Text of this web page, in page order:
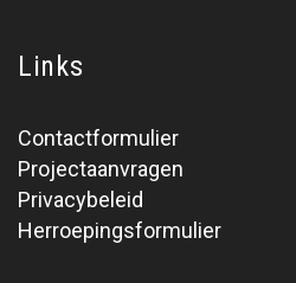
Links
Contactformulier
Projectaanvragen
Privacybeleid
Herroepingsformulier